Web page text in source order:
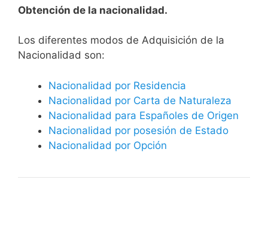
Obtención de la nacionalidad.
​​​Los diferentes modos de Adquisición de la
Nacionalidad son:
Nacionalidad por Residencia
Nacionalidad por Carta de Naturaleza
Nacionalidad para Españoles de Origen
Nacionalidad por posesión de Estado
Nacionalidad por Opción